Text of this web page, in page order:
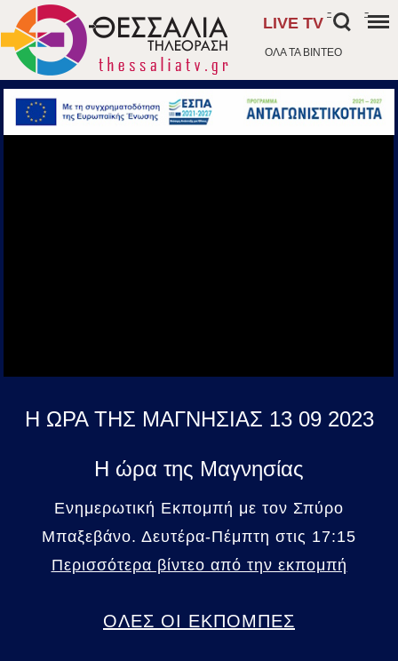
ΟΛΑ ΤΑ ΒΙΝΤΕΟ
LIVE TV
- -
Η ΩΡΑ ΤΗΣ ΜΑΓΝΗΣΙΑΣ 13 09 2023
Η ώρα της Μαγνησίας
Ενημερωτική Εκπομπή με τον Σπύρο
Μπαξεβάνο. Δευτέρα-Πέμπτη στις 17:15
Περισσότερα βίντεο από την εκπομπή
ΟΛΕΣ ΟΙ ΕΚΠΟΜΠΕΣ